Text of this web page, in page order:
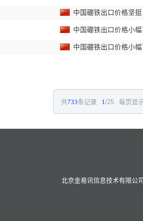
中国硼铁出口价格坚
中国硼铁出口价格小
中国硼铁出口价格小
共733条记录 1/25 每页显
北京金易讯信息技术有限公